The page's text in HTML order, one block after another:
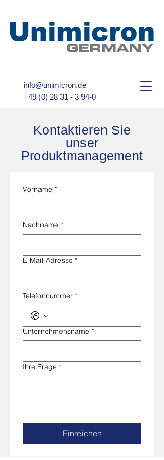
+49 (0) 28 31 - 3 94-0
info@unimicron.de
Kontaktieren Sie
unser
Produktmanagement
Vorname *
Nachname *
E-Mail-Adresse *
Telefonnummer *
Unternehmensname *
Ihre Frage *
Einreichen